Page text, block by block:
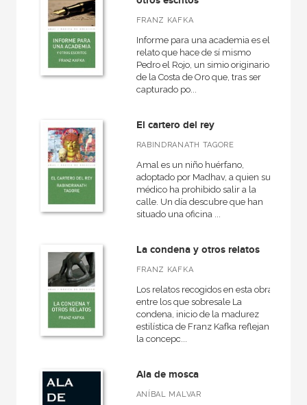
FRANZ KAFKA
Informe para una academia es el
relato que hace de sí mismo
Pedro el Rojo, un simio originario
de la Costa de Oro que, tras ser
capturado po...
El cartero del rey
RABINDRANATH TAGORE
Amal es un niño huérfano,
adoptado por Madhav, a quien su
médico ha prohibido salir a la
calle. Un día descubre que han
situado una oficina ...
La condena y otros relatos
FRANZ KAFKA
Los relatos recogidos en esta obra
entre los que sobresale La
condena, inicio de la madurez
estilística de Franz Kafka reflejan
la concepc...
Ala de mosca
ANÍBAL MALVAR